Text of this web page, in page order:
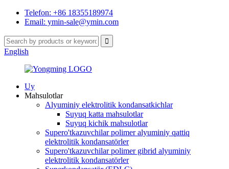
Telefon: +86 18355189974
Email: ymin-sale@ymin.com
English
Uy
Mahsulotlar
Alyuminiy elektrolitik kondansatkichlar
Suyuq katta mahsulotlar
Suyuq kichik mahsulotlar
Supero'tkazuvchilar polimer alyuminiy qattiq
elektrolitik kondansatörler
Supero'tkazuvchilar polimer gibrid alyuminiy
elektrolitik kondansatörler